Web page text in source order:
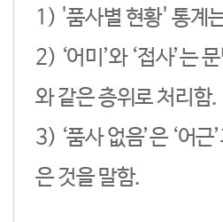
1) '품사별 현황' 통계
2) ‘어미’와 ‘접사’는
와 같은 층위로 처리함.
3) ‘품사 없음’은 ‘어
은 것을 말함.